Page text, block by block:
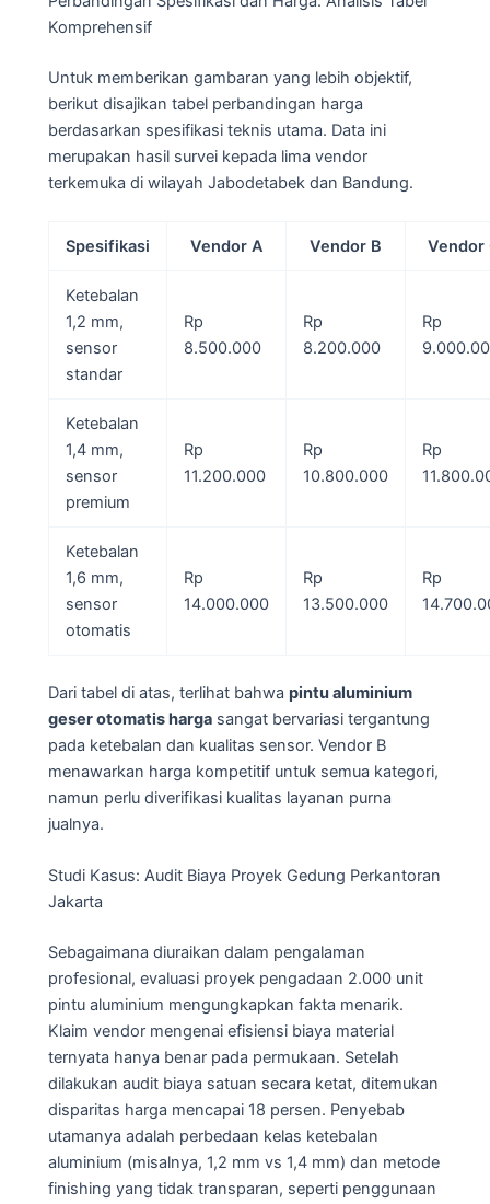
Komprehensif
Untuk memberikan gambaran yang lebih objektif,
berikut disajikan tabel perbandingan harga
berdasarkan spesifikasi teknis utama. Data ini
merupakan hasil survei kepada lima vendor
terkemuka di wilayah Jabodetabek dan Bandung.
Spesifikasi Vendor A Vendor B Vendor
Ketebalan
1,2 mm,
sensor
standar
Rp
8.500.000
Rp
8.200.000
Rp
Ketebalan
1,4 mm,
sensor
premium
Rp
11.200.000
Rp
10.800.000
Rp
Ketebalan
1,6 mm,
sensor
otomatis
Rp
14.000.000
Rp
13.500.000
Rp
Dari tabel di atas, terlihat bahwa pintu aluminium
geser otomatis harga sangat bervariasi tergantung
pada ketebalan dan kualitas sensor. Vendor B
menawarkan harga kompetitif untuk semua kategori,
namun perlu diverifikasi kualitas layanan purna
jualnya.
Studi Kasus: Audit Biaya Proyek Gedung Perkantoran
Jakarta
Sebagaimana diuraikan dalam pengalaman
profesional, evaluasi proyek pengadaan 2.000 unit
pintu aluminium mengungkapkan fakta menarik.
Klaim vendor mengenai efisiensi biaya material
ternyata hanya benar pada permukaan. Setelah
dilakukan audit biaya satuan secara ketat, ditemukan
disparitas harga mencapai 18 persen. Penyebab
utamanya adalah perbedaan kelas ketebalan
aluminium (misalnya, 1,2 mm vs 1,4 mm) dan metode
finishing yang tidak transparan, seperti penggunaan